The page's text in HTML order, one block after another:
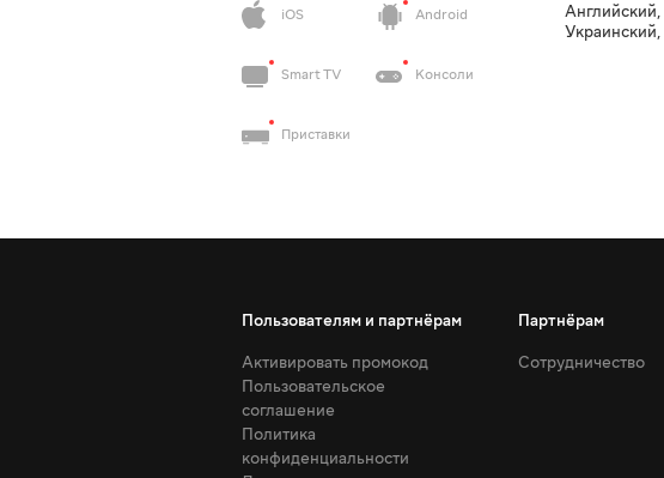
iOS
Android
Smart TV Консоли
Приставки
Английский,
Украинский,
Пользователям и партнёрам
Активировать промокод
Пользовательское
соглашение
Политика
конфиденциальности
Партнёрам
Сотрудничество